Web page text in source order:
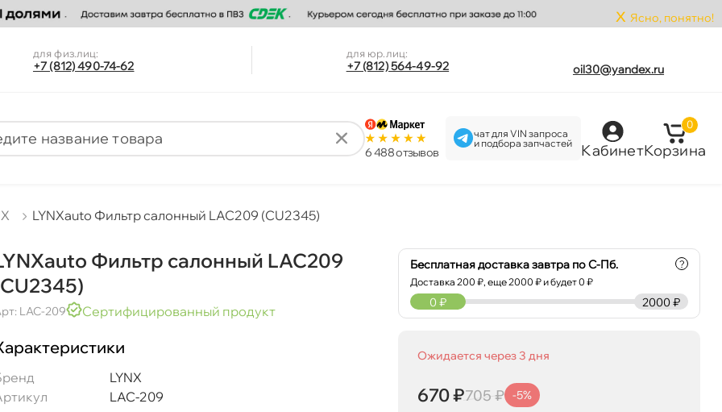
x Ясно, понятно!
для физ.лиц:
+7 (812) 490-74-62
для юр.лиц:
+7 (812) 564-49-92 oil30@yandex.ru
6 488 отзыво
чат для VIN запроса
и подбора запчастей
Кабинет
0
Корзина
LYNXauto Фильтр салонный LAC209 (CU2345)
Фильтр салонный LAC209
LAC-209 Сертифицированный продукт
LYNX
LAC-209
Бесплатная доставка завтра по С-Пб.
Доставка200 ₽, еще2000 ₽ и будет 0 ₽
?
2000 ₽
0 ₽
Ожидается через 3 дня
670 ₽705 ₽ -5%